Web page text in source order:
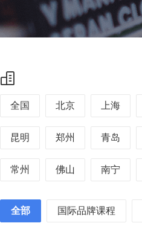
全国 北京 上海
昆明 郑州 青岛
常州 佛山 南宁
全部 国际品牌课程